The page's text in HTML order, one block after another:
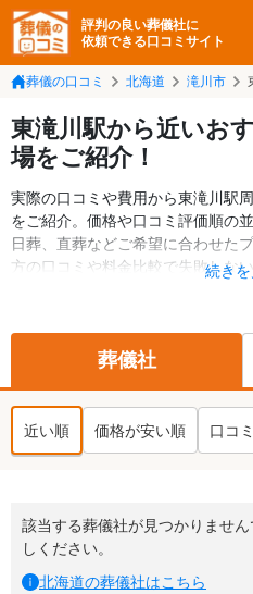
評判の良い葬儀社に
依頼できる口コミサイト
葬儀の口コミ 北海道 滝川市
東滝川駅から近いお
場をご紹介！
実際の口コミや費用から東滝川駅
をご紹介。価格や口コミ評価順の
日葬、直葬などご希望に合わせた
方の口コミや料金比較で失敗しな
報も掲載しています。24時間の
です。
続き
葬儀社
近い順 価格が安い順 口コ
該当する葬儀社が見つかりませ
しください。
北海道の葬儀社はこちら